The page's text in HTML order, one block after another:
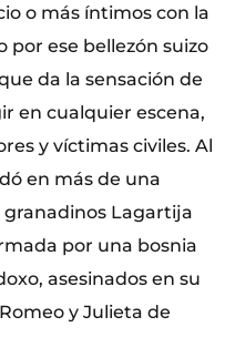
o más íntimos con la
ese bellezón suizo
da la sensación de
en cualquier escena,
y víctimas civiles. Al
en más de una
granadinos Lagartija
por una bosnia
asesinados en su
y Julieta de